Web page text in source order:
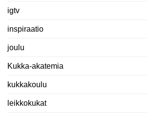
igtv
inspiraatio
joulu
Kukka-akatemia
kukkakoulu
leikkokukat